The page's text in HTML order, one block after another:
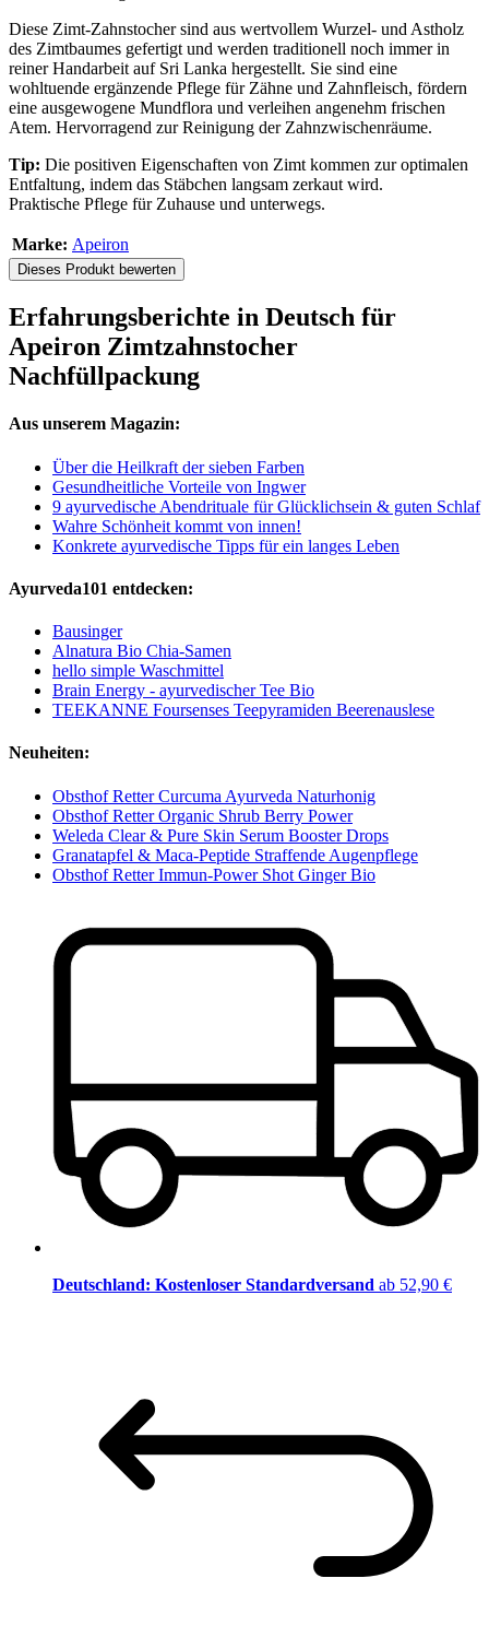
Diese Zimt-Zahnstocher sind aus wertvollem Wurzel- und Astholz
des Zimtbaumes gefertigt und werden traditionell noch immer in
reiner Handarbeit auf Sri Lanka hergestellt. Sie sind eine
wohltuende ergänzende Pflege für Zähne und Zahnfleisch, fördern
eine ausgewogene Mundflora und verleihen angenehm frischen
Atem. Hervorragend zur Reinigung der Zahnzwischenräume.
Tip: Die positiven Eigenschaften von Zimt kommen zur optimalen
Entfaltung, indem das Stäbchen langsam zerkaut wird.
Praktische Pflege für Zuhause und unterwegs.
Marke: Apeiron
Dieses Produkt bewerten
Erfahrungsberichte in Deutsch für
Apeiron Zimtzahnstocher
Nachfüllpackung
Aus unserem Magazin:
Über die Heilkraft der sieben Farben
Gesundheitliche Vorteile von Ingwer
9 ayurvedische Abendrituale für Glücklichsein & guten Schlaf
Wahre Schönheit kommt von innen!
Konkrete ayurvedische Tipps für ein langes Leben
Ayurveda101 entdecken:
Bausinger
Alnatura Bio Chia-Samen
hello simple Waschmittel
Brain Energy - ayurvedischer Tee Bio
TEEKANNE Foursenses Teepyramiden Beerenauslese
Neuheiten:
Obsthof Retter Curcuma Ayurveda Naturhonig
Obsthof Retter Organic Shrub Berry Power
Weleda Clear & Pure Skin Serum Booster Drops
Granatapfel & Maca-Peptide Straffende Augenpflege
Obsthof Retter Immun-Power Shot Ginger Bio
Deutschland: Kostenloser Standardversand ab 52,90 €